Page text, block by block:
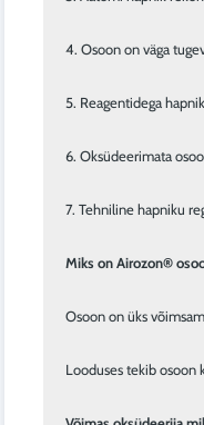
4. Osoon on väga
5. Reagentidega
6. Oksüdeerimata
7. Tehniline hapniku
Miks on Airozon®
Osoon on üks
Looduses tekib osoon